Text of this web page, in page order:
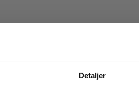
Detaljer
Spar 20%